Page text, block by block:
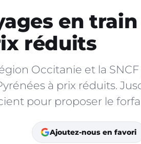
en
réduits
Occitanie et la
à prix réduits.
pour proposer le
Ajoutez-nous en favori